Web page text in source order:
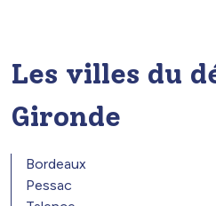
Les villes du
Gironde
Bordeaux
Pessac